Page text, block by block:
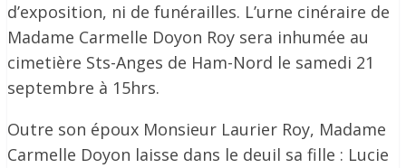
d’exposition, ni de funérailles. L’urne cinéraire de
Madame Carmelle Doyon Roy sera inhumée au
cimetière Sts-Anges de Ham-Nord le samedi 21
septembre à 15hrs.
Outre son époux Monsieur Laurier Roy, Madame
Carmelle Doyon laisse dans le deuil sa fille : Lucie